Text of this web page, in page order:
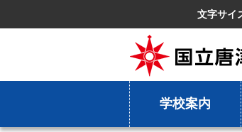
文字サイ
学校案内